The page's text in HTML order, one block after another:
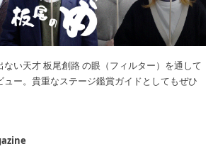
い天才 板尾創路 の眼（フィルター）を通して
ー。貴重なステージ鑑賞ガイドとしてもぜひ